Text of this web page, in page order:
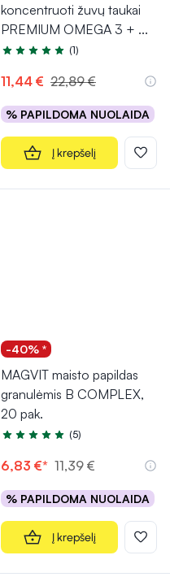
koncentruoti žuvų taukai
PREMIUM OMEGA 3 + ...
Įvertinimas 5.0 iš 5
(1)
11,44 € 22,89 €
% PAPILDOMA NUOLAIDA
Į krepšelį
-40% *
MAGVIT maisto papildas
granulėmis B COMPLEX,
20 pak.
Įvertinimas 5.0 iš 5
(5)
6,83 €* 11,39 €
% PAPILDOMA NUOLAIDA
Į krepšelį